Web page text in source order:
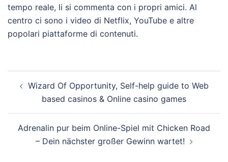
tempo reale, li si commenta con i propri amici. Al
centro ci sono i video di Netflix, YouTube e altre
popolari piattaforme di contenuti.
Post
navigation
Wizard Of Opportunity, Self-help guide to Web
based casinos & Online casino games
Adrenalin pur beim Online-Spiel mit Chicken Road
– Dein nächster großer Gewinn wartet!